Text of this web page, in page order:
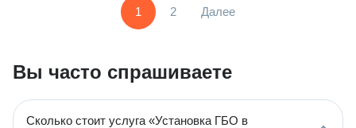
1 2 Далее
Вы часто спрашиваете
Сколько стоит услуга «Установка ГБО в